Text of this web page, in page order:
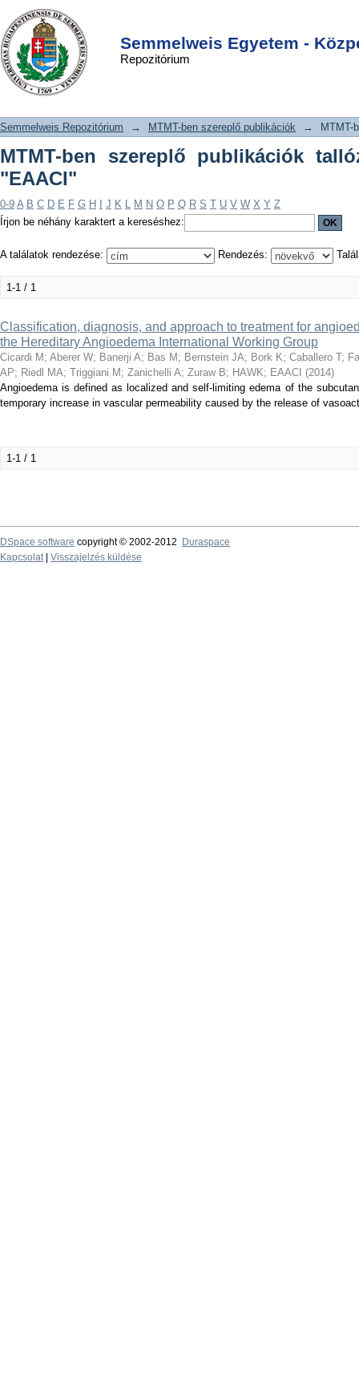
Semmelweis Egyetem -
Repozitórium
MTMT-ben szereplő publikációk
tallózása szerző szerint "EAACI"
DSpace/Manakin Repository
Semmelweis Repozitórium → MTMT-ben szereplő publikációk → MTMT-
MTMT-ben szereplő publikációk
"EAACI"
0-9 A B C D E F G H J K L M N O P Q R S T U V W X Y Z
Írjon be néhány karaktert a kereséshez:
A találatok rendezése: Rendezés:
1-1 / 1
Classification, diagnosis, and approach to treatment for
the Hereditary Angioedema International Working Group
Cicardi M ; Aberer W; Banerji A; Bas M ; Bernstein JA; Bork K; Caballero T;
AP; Riedl MA; Triggiani M ; Zanichelli A; Zuraw B; HAWK; EAACI (2014)
Angioedema is defined as localized and self-limiting edema of the
temporary increase in vascular permeability caused by the release of
1-1 / 1
DSpace software copyright © 2002-2012
Duraspace
Kapcsolat| Visszajelzés küldése